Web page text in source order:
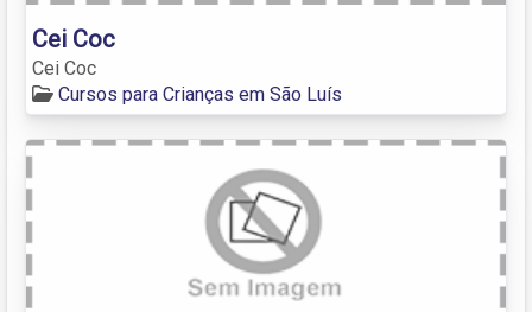
Cei Coc
Cei Coc
Cursos para Crianças em São Luís